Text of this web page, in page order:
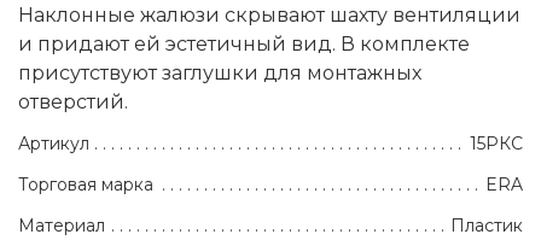
Наклонные жалюзи скрывают шахту вентиляции
и придают ей эстетичный вид. В комплекте
присутствуют заглушки для монтажных
отверстий.
Артикул
15РКС
Торговая марка
ERA
Материал
Пластик